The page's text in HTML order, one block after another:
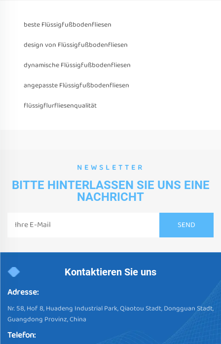
beste Flüssigfußbodenfliesen
design von Flüssigfußbodenfliesen
dynamische Flüssigfußbodenfliesen
angepasste Flüssigfußbodenfliesen
flüssigflurfliesenqualität
NEWSLETTER
BITTE HINTERLASSEN SIE UNS EINE
NACHRICHT
Kontaktieren Sie uns
Adresse:
Nr. 58, Hof 8, Huadeng Industrial Park, Qiaotou Stadt, Dongguan Stadt,
Guangdong Provinz, China
Telefon: